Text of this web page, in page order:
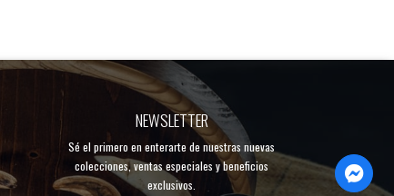
NEWSLETTER
Sé el primero en enterarte de nuestras nuevas
colecciones, ventas especiales y beneficios
exclusivos.